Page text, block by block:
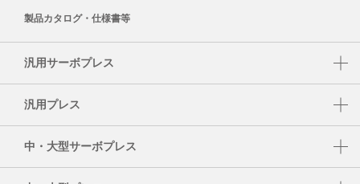
製品カタログ・仕様書等
汎用サーボプレス
DSF-C1-A
DSF-N2-4000A
汎用プレス
NC2-E
中・大型サーボプレス